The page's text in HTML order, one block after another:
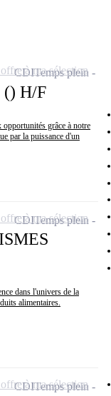
() H/F
opportunités grâce à notre
par la puissance d'un
CDITemps plein
à ma sélection
dans l'univers de la
alimentaires.
CDITemps plein
à ma sélection
CDITemps plein
à ma sélection